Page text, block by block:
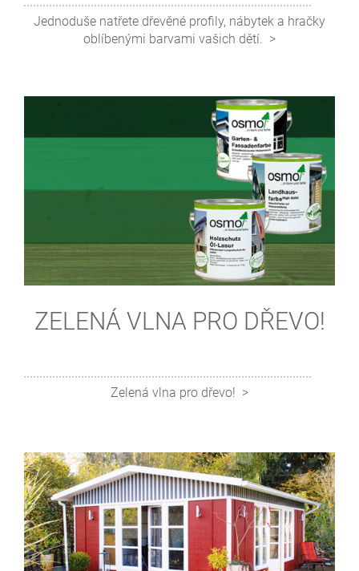
Jednoduše natřete dřevěné profily, nábytek a hračky
oblíbenými barvami vašich dětí.
ZELENÁ VLNA PRO DŘEVO!
Zelená vlna pro dřevo!